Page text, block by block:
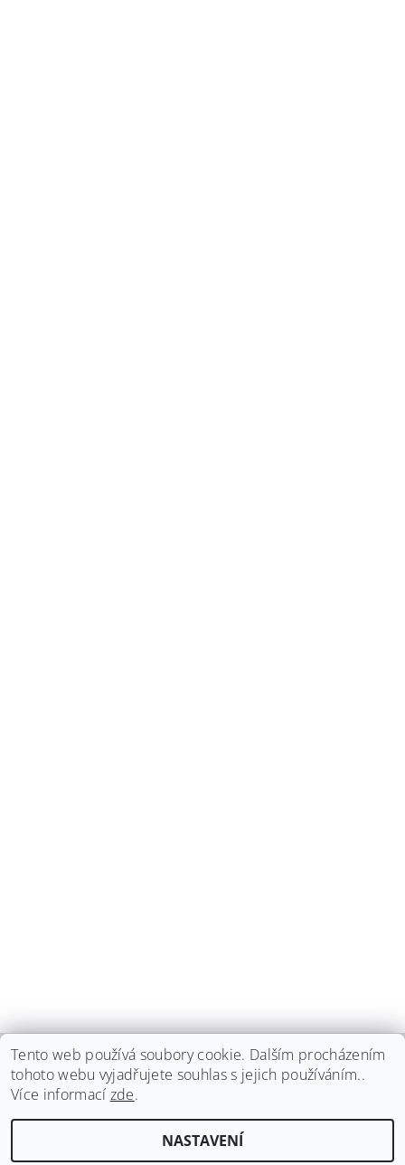
haspadent.cz
HASPA dent, spol. s r.o., všechna práva vyhrazena
Tento web používá soubory cookie. Dalším procházením
tohoto webu vyjadřujete souhlas s jejich používáním..
Více informací zde.
NASTAVENÍ